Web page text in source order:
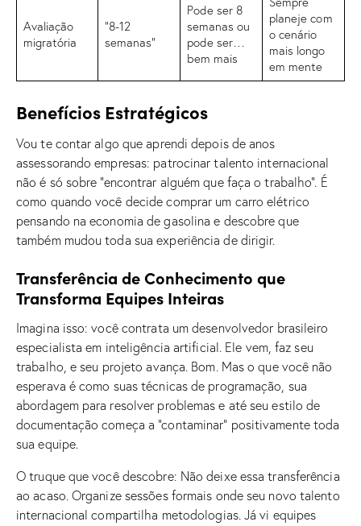
Avaliação
migratória
“8-12
semanas”
Pode ser 8
semanas ou
pode ser…
bem mais
planeje com
o cenário
mais longo
em mente
Benefícios Estratégicos
Vou te contar algo que aprendi depois de anos
assessorando empresas: patrocinar talento internacional
não é só sobre “encontrar alguém que faça o trabalho”. É
como quando você decide comprar um carro elétrico
pensando na economia de gasolina e descobre que
também mudou toda sua experiência de dirigir.
Transferência de Conhecimento que
Transforma Equipes Inteiras
Imagina isso: você contrata um desenvolvedor brasileiro
especialista em inteligência artificial. Ele vem, faz seu
trabalho, e seu projeto avança. Bom. Mas o que você não
esperava é como suas técnicas de programação, sua
abordagem para resolver problemas e até seu estilo de
documentação começa a “contaminar” positivamente toda
sua equipe.
O truque que você descobre: Não deixe essa transferência
ao acaso. Organize sessões formais onde seu novo talento
internacional compartilha metodologias. Já vi equipes